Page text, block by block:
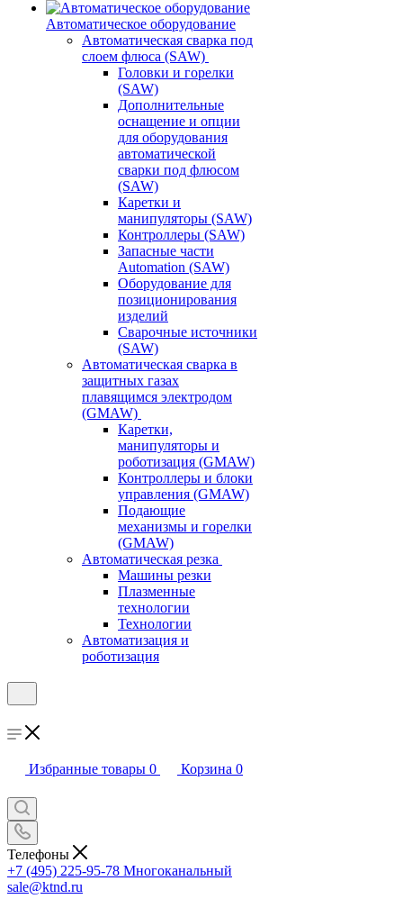
Автоматическое оборудование
Автоматическая сварка под
слоем флюса (SAW)
Головки и горелки
(SAW)
Дополнительные
оснащение и опции
для оборудования
автоматической
сварки под флюсом
(SAW)
Каретки и
манипуляторы (SAW)
Контроллеры (SAW)
Запасные части
Automation (SAW)
Оборудование для
позиционирования
изделий
Сварочные источники
(SAW)
Автоматическая сварка в
защитных газах
плавящимся электродом
(GMAW)
Каретки,
манипуляторы и
роботизация (GMAW)
Контроллеры и блоки
управления (GMAW)
Подающие
механизмы и горелки
(GMAW)
Автоматическая резка
Машины резки
Плазменные
технологии
Технологии
Автоматизация и
роботизация
Избранные товары 0 Корзина 0
Телефоны
+7 (495) 225-95-78 Многоканальный
sale@ktnd.ru